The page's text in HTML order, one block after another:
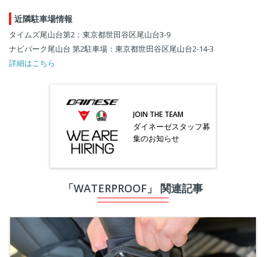
近隣駐車場情報
タイムズ尾山台第2：東京都世田谷区尾山台3-9
ナビパーク尾山台 第2駐車場：東京都世田谷区尾山台2-14-3
詳細はこちら
JOIN THE TEAM
ダイネーゼスタッフ募
集のお知らせ
「WATERPROOF」 関連記事